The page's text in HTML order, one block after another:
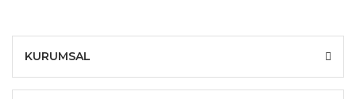
KURUMSAL